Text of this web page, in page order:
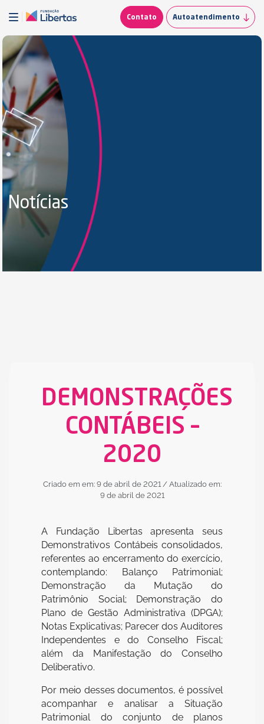
Contato Autoatendimento
Notícias
DEMONSTRAÇÕES
CONTÁBEIS –
2020
Criado em em: 9 de abril de 2021 / Atualizado em:
9 de abril de 2021
A Fundação Libertas apresenta seus
Demonstrativos Contábeis consolidados,
referentes ao encerramento do exercício,
contemplando: Balanço Patrimonial;
Demonstração da Mutação do
Patrimônio Social; Demonstração do
Plano de Gestão Administrativa (DPGA);
Notas Explicativas; Parecer dos Auditores
Independentes e do Conselho Fiscal;
além da Manifestação do Conselho
Deliberativo.
Por meio desses documentos, é possível
acompanhar e analisar a Situação
Patrimonial do conjunto de planos